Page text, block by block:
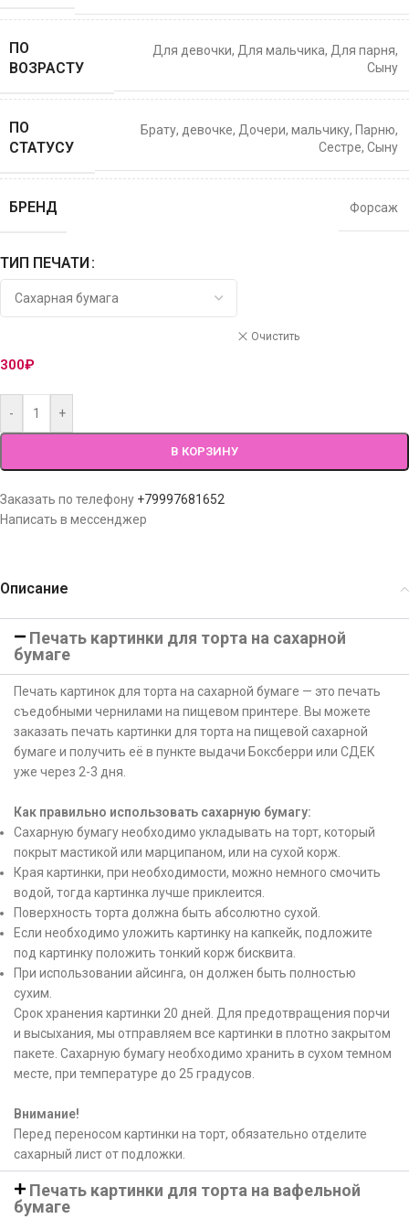
ПО
ВОЗРАСТУ
Для девочки, Для мальчика, Для парня,
Сыну
ПО
СТАТУСУ
Брату, девочке, Дочери, мальчику, Парню,
Сестре, Сыну
БРЕНД Форсаж
ТИП ПЕЧАТИ
Очистить
300₽
- +
В КОРЗИНУ
Заказать по телефону +79997681652
Написать в мессенджер
Описание
Печать картинки для торта на сахарной
бумаге
Печать картинок для торта на сахарной бумаге — это печать
съедобными чернилами на пищевом принтере. Вы можете
заказать печать картинки для торта на пищевой сахарной
бумаге и получить её в пункте выдачи Боксберри или СДЕК
уже через 2-3 дня.
Как правильно использовать сахарную бумагу:
Сахарную бумагу необходимо укладывать на торт, который
покрыт мастикой или марципаном, или на сухой корж.
Края картинки, при необходимости, можно немного смочить
водой, тогда картинка лучше приклеится.
Поверхность торта должна быть абсолютно сухой.
Если необходимо уложить картинку на капкейк, подложите
под картинку положить тонкий корж бисквита.
При использовании айсинга, он должен быть полностью
сухим.
Срок хранения картинки 20 дней. Для предотвращения порчи
и высыхания, мы отправляем все картинки в плотно закрытом
пакете. Сахарную бумагу необходимо хранить в сухом темном
месте, при температуре до 25 градусов.
Внимание!
Перед переносом картинки на торт, обязательно отделите
сахарный лист от подложки.
Печать картинки для торта на вафельной
бумаге